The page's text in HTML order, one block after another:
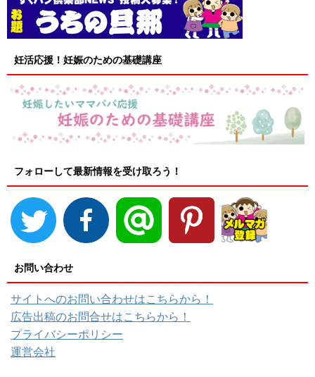
妊活応援！妊娠のための基礎講座
フォローして最新情報を受け取ろう！
お問い合わせ
サイトへのお問い合わせはこちらから！
広告出稿のお問合せはこちらから！
プライバシーポリシー
運営会社